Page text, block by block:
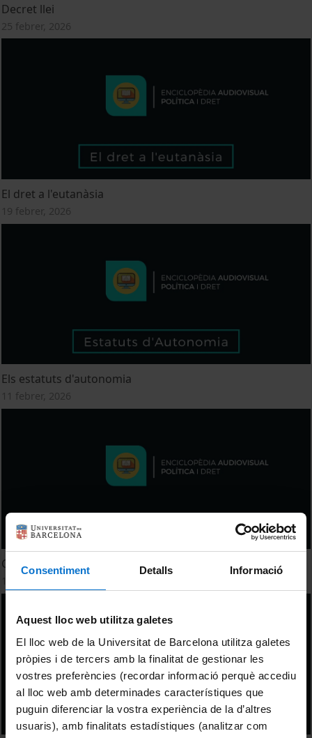
Consentiment Detalls Informació
Aquest lloc web utilitza galetes
El lloc web de la Universitat de Barcelona utilitza galetes
pròpies i de tercers amb la finalitat de gestionar les
vostres preferències (recordar informació perquè accediu
al lloc web amb determinades característiques que
puguin diferenciar la vostra experiència de la d’altres
usuaris), amb finalitats estadístiques (analitzar com
Decret llei
25 febrer, 2026
El dret a l'eutanàsia
19 febrer, 2026
Els estatuts d'autonomia
11 febrer, 2026
Control parlamentari